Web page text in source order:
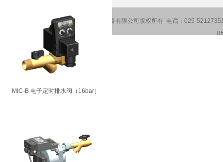
MIC-B 电子定时排水阀（16bar）
Copyright2016-2026 南京乔克空压设备有限公司版权所有 电话：025-